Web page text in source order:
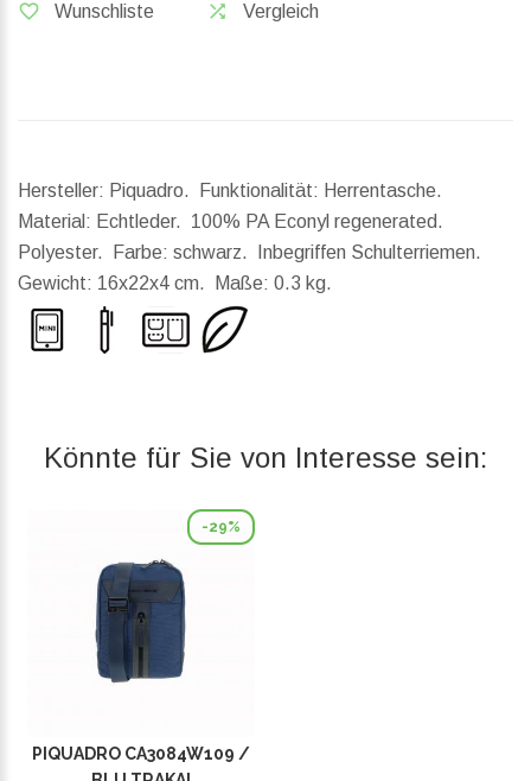
Wunschliste Vergleich
Hersteller: Piquadro. Funktionalität: Herrentasche.
Material: Echtleder. 100% PA Econyl regenerated.
Polyester. Farbe: schwarz. Inbegriffen Schulterriemen.
Gewicht: 16x22x4 cm. Maße: 0.3 kg.
Könnte für Sie von Interesse sein:
-29%
PIQUADRO CA3084W109 /